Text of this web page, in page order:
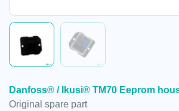
Danfoss® / Ikusi® TM70 Eeprom
Original spare part